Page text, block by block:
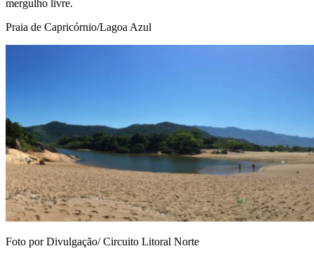
mergulho livre.
Praia de Capricórnio/Lagoa Azul
Foto por Divulgação/ Circuito Litoral Norte